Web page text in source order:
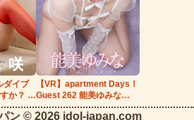
ダイブ
か？ 天
【VR】apartment Days！
Guest 262 能美ゆみな
side…
ン © 2026 idol-japan.com